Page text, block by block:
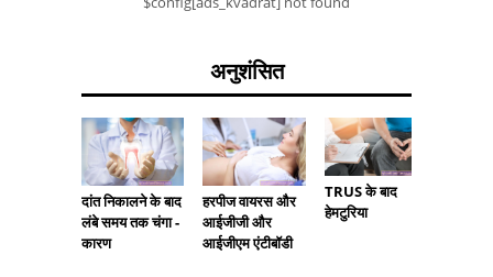
अनुशंसित
दांत निकालने के बाद
लंबे समय तक चंगा -
कारण
हरपीज वायरस और
आईजीजी और
आईजीएम एंटीबॉडी
TRUS के बाद
हेमटुरिया